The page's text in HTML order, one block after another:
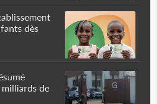
dès
de